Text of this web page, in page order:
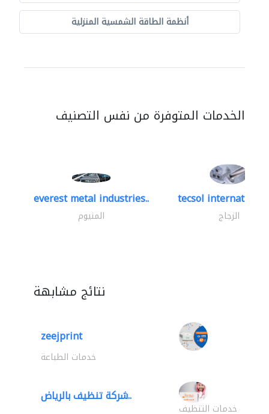
أنظمة الطاقة الشمسية المنزلية
الخدمات المتوفرة من نفس التصنيف
everest metal industries..
المنيوم
tecsol
الزجاج
نتائج مشابهة
zeejprint
خدمات الطباعة
شركة تنظيف بالرياض..
خدمات التنظيف